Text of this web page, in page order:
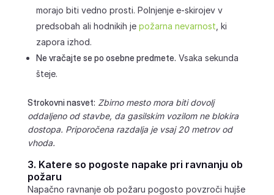
morajo biti vedno prosti. Polnjenje e-skirojev v
predsobah ali hodnikih je požarna nevarnost , ki
zapora izhod.
Ne vračajte se po osebne predmete. Vsaka sekunda
šteje.
Strokovni nasvet: Zbirno mesto mora biti dovolj
oddaljeno od stavbe, da gasilskim vozilom ne blokira
dostopa. Priporočena razdalja je vsaj 20 metrov od
vhoda.
3. Katere so pogoste napake pri ravnanju ob
požaru
Napačno ravnanje ob požaru pogosto povzroči hujše